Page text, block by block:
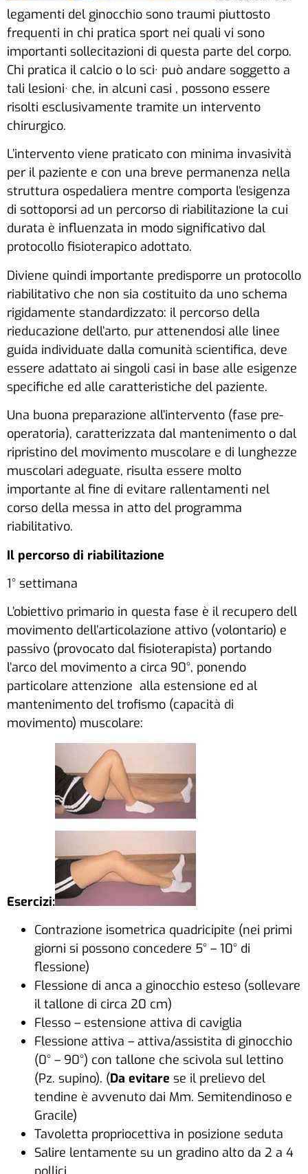
legamenti del ginocchio sono traumi piuttosto
frequenti in chi pratica sport nei quali vi sono
importanti sollecitazioni di questa parte del corpo.
Chi pratica il calcio o lo sci· può andare soggetto a
tali lesioni· che, in alcuni casi , possono essere
risolti esclusivamente tramite un intervento
chirurgico.
L’intervento viene praticato con minima invasività
per il paziente e con una breve permanenza nella
struttura ospedaliera mentre comporta l’esigenza
di sottoporsi ad un percorso di riabilitazione la cui
durata è influenzata in modo significativo dal
protocollo fisioterapico adottato.
Diviene quindi importante predisporre un protocollo
riabilitativo che non sia costituito da uno schema
rigidamente standardizzato: il percorso della
rieducazione dell’arto, pur attenendosi alle linee
guida individuate dalla comunità scientifica, deve
essere adattato ai singoli casi in base alle esigenze
specifiche ed alle caratteristiche del paziente.
Una buona preparazione all’intervento (fase pre-
operatoria), caratterizzata dal mantenimento o dal
ripristino del movimento muscolare e di lunghezze
muscolari adeguate, risulta essere molto
importante al fine di evitare rallentamenti nel
corso della messa in atto del programma
riabilitativo.
Il percorso di riabilitazione
1° settimana
L’obiettivo primario in questa fase è il recupero dell
movimento dell’articolazione attivo (volontario) e
passivo (provocato dal fisioterapista) portando
l’arco del movimento a circa 90°, ponendo
particolare attenzione alla estensione ed al
mantenimento del trofismo (capacità di
movimento) muscolare:
Esercizi:
Contrazione isometrica quadricipite (nei primi
giorni si possono concedere 5° – 10° di
flessione)
Flessione di anca a ginocchio esteso (sollevare
il tallone di circa 20 cm)
Flesso – estensione attiva di caviglia
Flessione attiva – attiva/assistita di ginocchio
(0° – 90°) con tallone che scivola sul lettino
(Pz. supino). (Da evitare se il prelievo del
tendine è avvenuto dai Mm. Semitendinoso e
Gracile)
Tavoletta propriocettiva in posizione seduta
Salire lentamente su un gradino alto da 2 a 4